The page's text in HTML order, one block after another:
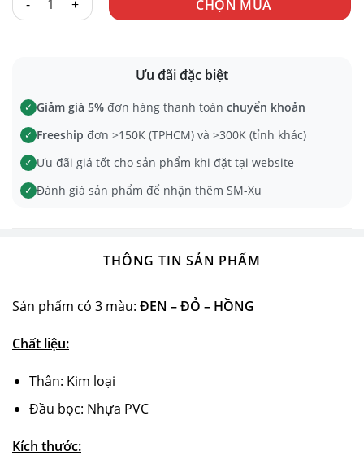
CHỌN MUA
Ưu đãi đặc biệt
✓ Giảm giá 5% đơn hàng thanh toán chuyển khoản
✓ Freeship đơn >150K (TPHCM) và >300K (tỉnh khác)
✓ Ưu đãi giá tốt cho sản phẩm khi đặt tại website
✓ Đánh giá sản phẩm để nhận thêm SM-Xu
THÔNG TIN SẢN PHẨM
Sản phẩm có 3 màu: ĐEN – ĐỎ – HỒNG
Chất liệu:
Thân: Kim loại
Đầu bọc: Nhựa PVC
Kích thước: